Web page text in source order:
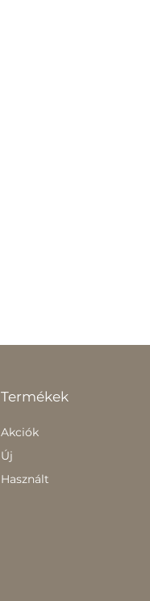
Termékek
Akciók
Új
Használt